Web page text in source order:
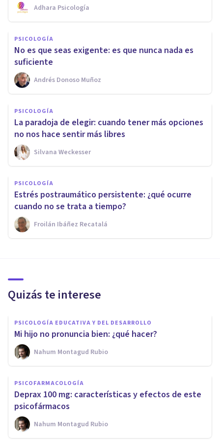
Adhara Psicología
PSICOLOGÍA
No es que seas exigente: es que nunca nada es
suficiente
Andrés Donoso Muñoz
PSICOLOGÍA
La paradoja de elegir: cuando tener más opciones
no nos hace sentir más libres
Silvana Weckesser
PSICOLOGÍA
Estrés postraumático persistente: ¿qué ocurre
cuando no se trata a tiempo?
Froilán Ibáñez Recatalá
Quizás te interese
PSICOLOGÍA EDUCATIVA Y DEL DESARROLLO
Mi hijo no pronuncia bien: ¿qué hacer?
Nahum Montagud Rubio
PSICOFARMACOLOGÍA
Deprax 100 mg: características y efectos de este
psicofármacos
Nahum Montagud Rubio